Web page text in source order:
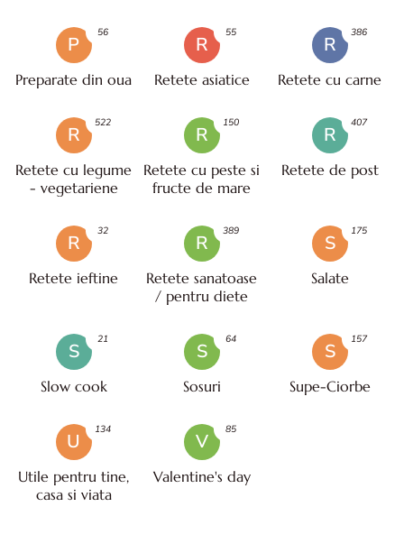
P
Preparate din oua
56
R
Retete asiatice
55
R
Retete cu carne
386
R
Retete cu legume
- vegetariene
522
R
Retete cu peste si
fructe de mare
150
R
Retete de post
407
R
Retete ieftine
32
R
Retete sanatoase
/ pentru diete
389
S
Salate
175
S
Slow cook
21
S
Sosuri
64
S
Supe-Ciorbe
157
U
Utile pentru tine,
casa si viata
134
V
Valentine's day
85